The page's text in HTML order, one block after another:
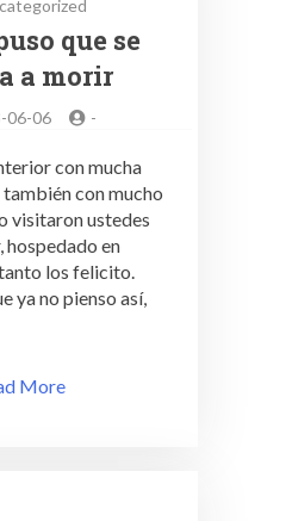
que se
a morir
06-06 -
con mucha
con mucho
visitaron ustedes
en
los felicito.
ya no pienso así,
More